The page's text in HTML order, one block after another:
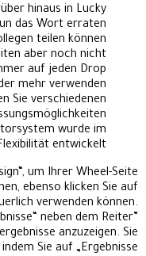
hinaus in Lucky
das Wort erraten.
teilen können.
aber noch nicht
auf jeden Drop
mehr verwenden…
Sie verschiedenen
wurde im
entwickelt.
um Ihrer Wheel-Seite
ebenso klicken Sie auf
verwenden können.
neben dem Reiter”
anzuzeigen. Sie
Sie auf „Ergebnisse